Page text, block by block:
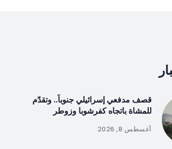
قصف مدفعي إسرائيلي جنوباً.. وتقدّم
للمشاة باتجاه كفرشوبا وزوطر
أغسطس 8, 2026